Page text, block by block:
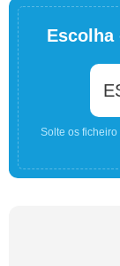
Escolha
Solte os